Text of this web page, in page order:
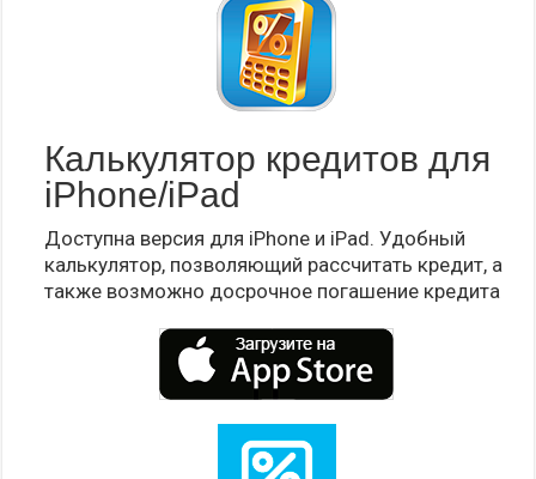
Калькулятор кредитов для
iPhone/iPad
Доступна версия для iPhone и iPad. Удобный
калькулятор, позволяющий рассчитать кредит, а
также возможно досрочное погашение кредита